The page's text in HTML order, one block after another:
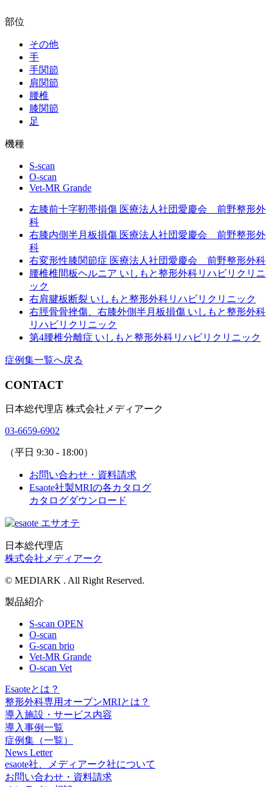
部位
その他
手
手関節
肩関節
腰椎
膝関節
足
機種
S-scan
O-scan
Vet-MR Grande
左膝前十字靭帯損傷 医療法人社団愛慶会 前野整形外
科
右膝内側半月板損傷 医療法人社団愛慶会 前野整形外
科
右変形性膝関節症 医療法人社団愛慶会 前野整形外科
腰椎椎間板ヘルニア いしもと整形外科リハビリクリニ
ック
右肩腱板断裂 いしもと整形外科リハビリクリニック
右脛骨骨挫傷、右膝外側半月板損傷 いしもと整形外科
リハビリクリニック
第4腰椎分離症 いしもと整形外科リハビリクリニック
症例集一覧へ戻る
CONTACT
日本総代理店 株式会社メディアーク
03-6659-6902
（平日 9:30 - 18:00）
お問い合わせ・資料請求
Esaote社製MRIの各カタログ
カタログダウンロード
日本総代理店
株式会社メディアーク
© MEDIARK . All Right Reserved.
製品紹介
S-scan OPEN
O-scan
G-scan brio
Vet-MR Grande
O-scan Vet
Esaoteとは？
整形外科専用オープンMRIとは？
導入施設・サービス内容
導入事例一覧
症例集（一覧）
News Letter
esaote社、メディアーク社について
お問い合わせ・資料請求